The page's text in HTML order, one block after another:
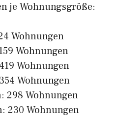
je Wohnungsgröße:
Wohnungen
Wohnungen
Wohnungen
Wohnungen
298 Wohnungen
230 Wohnungen